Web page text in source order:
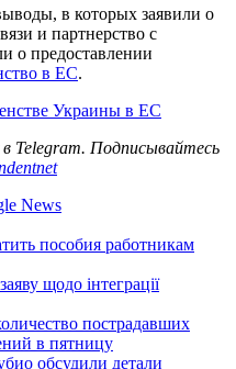
в которых заявили о
и партнерство с
о предоставлении
в ЕС.
Украины в ЕС
в Telegram. Подписывайтесь
News
пособия работникам
щодо інтеграції
пострадавших
в пятницу
обсудили детали